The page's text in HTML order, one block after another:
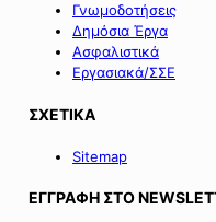
Γνωμοδοτήσεις
Δημόσια Έργα
Ασφαλιστικά
Εργασιακά/ΣΣΕ
ΣΧΕΤΙΚΑ
Sitemap
ΕΓΓΡΑΦΗ ΣΤΟ